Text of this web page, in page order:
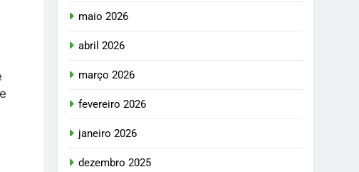
maio 2026
abril 2026
março 2026
fevereiro 2026
janeiro 2026
dezembro 2025